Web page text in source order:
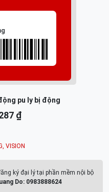
pu ly bị động
₫
, VISION
ký đại lý tại phần mềm nội bộ
Do: 0983888624